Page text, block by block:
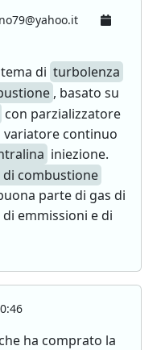
di turbolenza
, basato su
con parzializzatore
variatore continuo
iniezione.
di combustione
parte di gas di
emmissioni e di
ha comprato la